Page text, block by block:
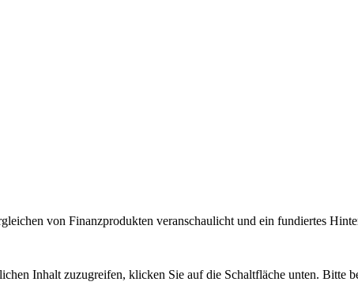
von Finanzprodukten veranschaulicht und ein fundiertes
Inhalt zuzugreifen, klicken Sie auf die Schaltfläche unten. Bitte